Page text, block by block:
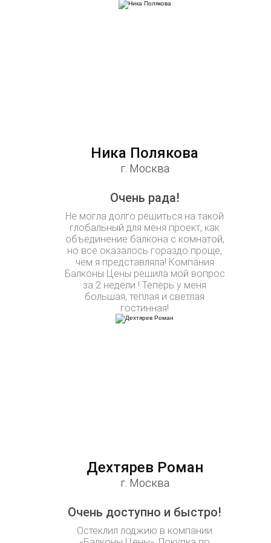
Ника Полякова
г. Москва
Очень рада!
Не могла долго решиться на такой
глобальный для меня проект, как
объединение балкона с комнатой,
но все оказалось гораздо проще,
чем я представляла! Компания
Балконы Цены решила мой вопрос
за 2 недели ! Теперь у меня
большая, теплая и светлая
гостинная!
Дехтярев Роман
г. Москва
Очень доступно и быстро!
Остеклил лоджию в компании